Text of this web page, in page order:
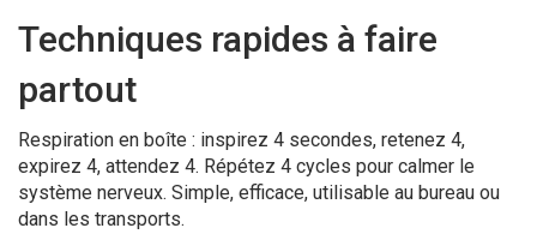
Techniques rapides à faire
partout
Respiration en boîte : inspirez 4 secondes, retenez 4,
expirez 4, attendez 4. Répétez 4 cycles pour calmer le
système nerveux. Simple, efficace, utilisable au bureau ou
dans les transports.